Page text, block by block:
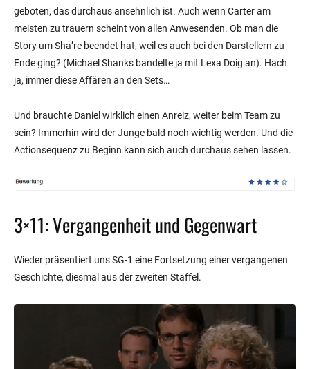
geboten, das durchaus ansehnlich ist. Auch wenn Carter am
meisten zu trauern scheint von allen Anwesenden. Ob man die
Story um Sha’re beendet hat, weil es auch bei den Darstellern zu
Ende ging? (Michael Shanks bandelte ja mit Lexa Doig an). Hach
ja, immer diese Affären an den Sets…
Und brauchte Daniel wirklich einen Anreiz, weiter beim Team zu
sein? Immerhin wird der Junge bald noch wichtig werden. Und die
Actionsequenz zu Beginn kann sich auch durchaus sehen lassen.
3×11: Vergangenheit und Gegenwart
Wieder präsentiert uns SG-1 eine Fortsetzung einer vergangenen
Geschichte, diesmal aus der zweiten Staffel.